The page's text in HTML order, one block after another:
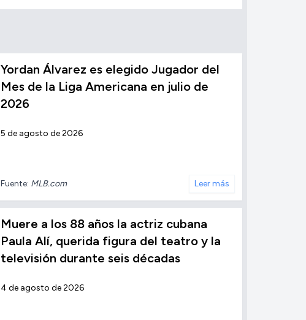
Yordan Álvarez es elegido Jugador del
Mes de la Liga Americana en julio de
2026
5 de agosto de 2026
Fuente: MLB.com Leer más
Muere a los 88 años la actriz cubana
Paula Alí, querida figura del teatro y la
televisión durante seis décadas
4 de agosto de 2026